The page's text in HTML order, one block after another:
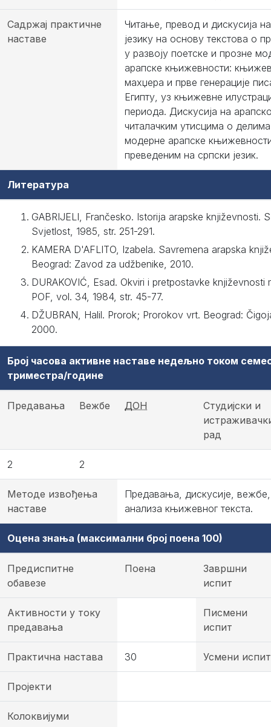
Садржај практичне
наставе
Читање, превод и дискусија
језику на основу текстова о
у развоју поетске и прозне
арапске књижевности:
махџера и прве генерације
Египту, уз књижевне
периода. Дискусија на
читалачким утисцима о
модерне арапске
преведеним на српски језик.
Литература
GABRIJELI, Frančesko. Istorija arapske književnosti.
Svjetlost, 1985, str. 251-291.
KАMERA D'AFLITO, Izabela. Savremena arapska
Beograd: Zavod za udžbenike, 2010.
DURAKOVIĆ, Esad. Okviri i pretpostavke književnosti
POF, vol. 34, 1984, str. 45-77.
DŽUBRAN, Halil. Prorok; Prorokov vrt. Beograd:
2000.
Број часова активне наставе недељно током
триместра/године
Предавања Вежбе ДОН
Студијски и
рад
2 2
Методе извођења
наставе
Предавања, дискусије,
анализа књижевног текста.
Оцена знања (максимални број поена 100)
Предиспитне
обавезе
Поена
Завршни
испит
Активности у току
предавања
Писмени
испит
Практична настава 30 Усмени испит
Пројекти
Колоквијуми